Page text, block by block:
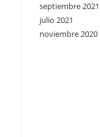
septiembre 2021
julio 2021
noviembre 2020